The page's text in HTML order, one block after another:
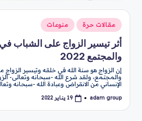
نُشر
فيمقالات حرة منوعات
أثر تيسير الزواج على الشباب
والمجتمع 2022
إن الزواج هو سنة الله في خلقه وتيسير الزواج
والمجتمع، ولقد شرع الله -سبحانه وتعالى-
الإنساني من الانقراض وعبادة الله -سبحانه
تمّ
بواسطة
adam group 19 يناير 2022